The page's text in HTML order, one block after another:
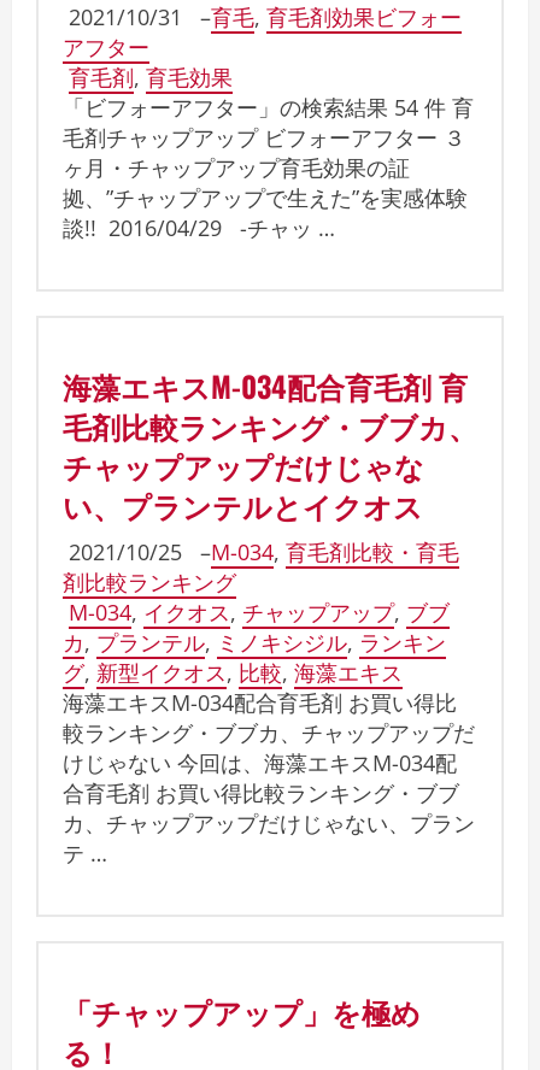
2021/10/31 –育毛, 育毛剤効果ビフォー
アフター
育毛剤, 育毛効果
「ビフォーアフター」の検索結果 54 件 育
毛剤チャップアップ ビフォーアフター ３
ヶ月・チャップアップ育毛効果の証
拠、”チャップアップで生えた”を実感体験
談!! 2016/04/29 -チャッ …
海藻エキスM-034配合育毛剤 育
毛剤比較ランキング・ブブカ、
チャップアップだけじゃな
い、プランテルとイクオス
2021/10/25 –M-034, 育毛剤比較・育毛
剤比較ランキング
M-034, イクオス, チャップアップ, ブブ
カ, プランテル, ミノキシジル, ランキン
グ, 新型イクオス, 比較, 海藻エキス
海藻エキスM-034配合育毛剤 お買い得比
較ランキング・ブブカ、チャップアップだ
けじゃない 今回は、海藻エキスM-034配
合育毛剤 お買い得比較ランキング・ブブ
カ、チャップアップだけじゃない、プラン
テ …
「チャップアップ」を極め
る！